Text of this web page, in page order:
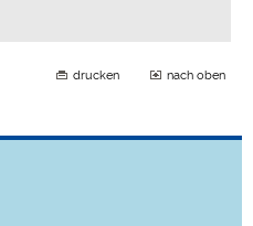
drucken nach oben